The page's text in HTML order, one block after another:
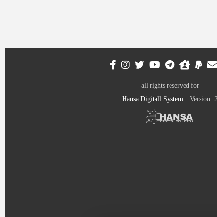
all rights reserved for
Hansa Digitall System Version: